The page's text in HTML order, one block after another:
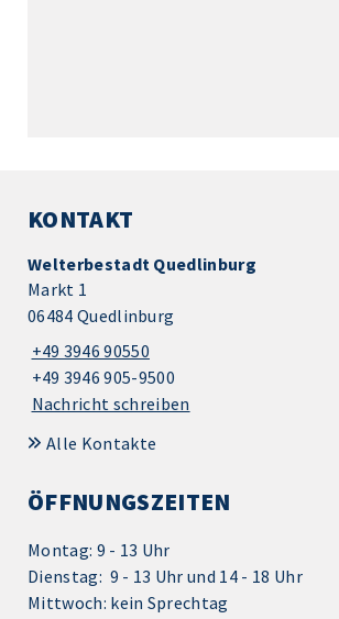
KONTAKT
Welterbestadt Quedlinburg
Markt 1
06484 Quedlinburg
+49 3946 90550
+49 3946 905-9500
Nachricht schreiben
Alle Kontakte
ÖFFNUNGSZEITEN
Montag: 9 - 13 Uhr
Dienstag: 9 - 13 Uhr und 14 - 18 Uhr
Mittwoch: kein Sprechtag